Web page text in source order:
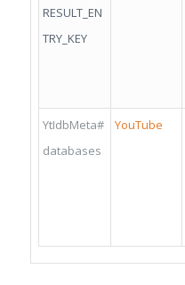
RESULT_EN
TRY_KEY
YtIdbMeta#
databases
YouTube